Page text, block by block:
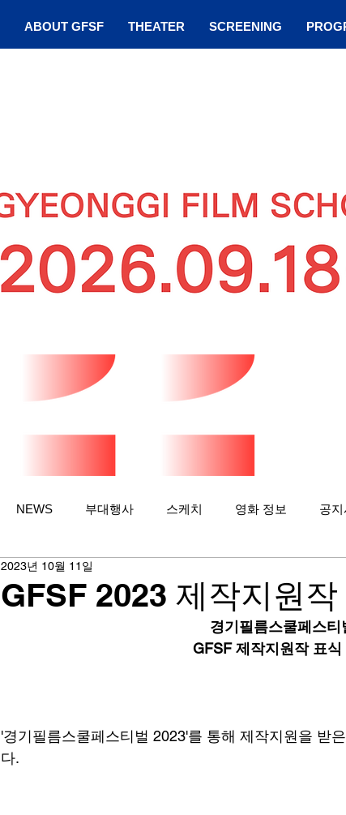
ABOUT GFSF THEATER SCREENING
NEWS 부대행사 스케치 영화 정보 공
GFSF 2023 제작지원
2023년 10월 11일
경기필름스쿨페스티
GFSF 제작지원작 표식
'경기필름스쿨페스티벌 2023'를 통해 제작지원을 받
다.